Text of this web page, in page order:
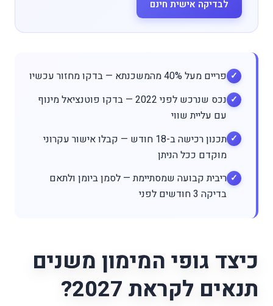
לבדיקה אישית חינם
פריים מעל 40% מהמשכנתא — בדקו מחזור עכשיו
נכס שנרכש לפני 2022 — בדקו פוטנציאל מינוף
עם עליית שווי
תכנון רכישה ב-18 חודש — קבלו אישור עקרוני
מוקדם ככל הניתן
ריבית קבועה שמסתיימת — לסמן ביומן ולתאם
בדיקה 3 חודשים לפני
כיצד גופי המימון משנים
תנאים לקראת 2027?